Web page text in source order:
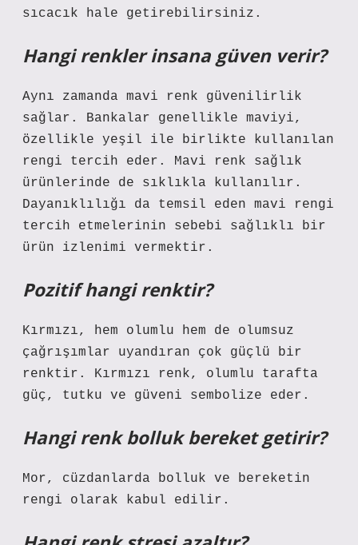
sıcacık hale getirebilirsiniz.
Hangi renkler insana güven verir?
Aynı zamanda mavi renk güvenilirlik
sağlar. Bankalar genellikle maviyi,
özellikle yeşil ile birlikte kullanılan
rengi tercih eder. Mavi renk sağlık
ürünlerinde de sıklıkla kullanılır.
Dayanıklılığı da temsil eden mavi rengi
tercih etmelerinin sebebi sağlıklı bir
ürün izlenimi vermektir.
Pozitif hangi renktir?
Kırmızı, hem olumlu hem de olumsuz
çağrışımlar uyandıran çok güçlü bir
renktir. Kırmızı renk, olumlu tarafta
güç, tutku ve güveni sembolize eder.
Hangi renk bolluk bereket getirir?
Mor, cüzdanlarda bolluk ve bereketin
rengi olarak kabul edilir.